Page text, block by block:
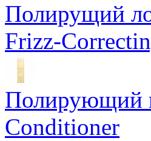
Полирущий
Frizz-
Полирующий
Conditioner